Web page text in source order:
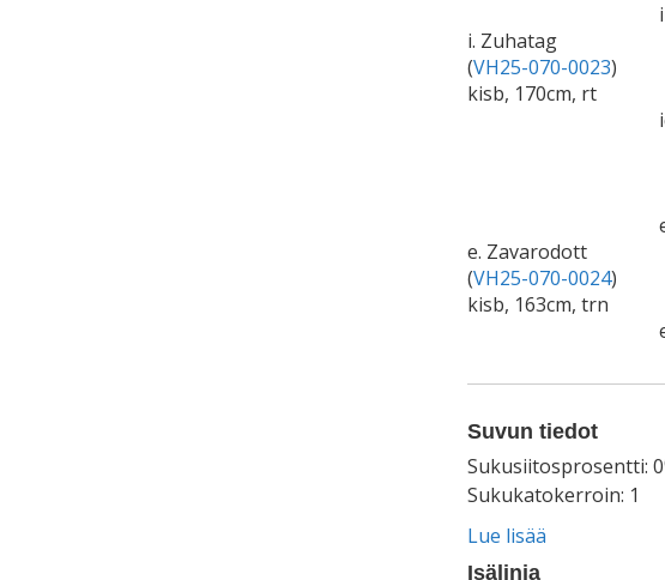
i. Zuhatag
(VH25-070-0023)
kisb, 170cm, rt
e. Zavarodott
(VH25-070-0024)
kisb, 163cm, trn
Suvun tiedot
Sukusiitosprosentti:
Sukukatokerroin: 1
Lue lisää
Isälinja